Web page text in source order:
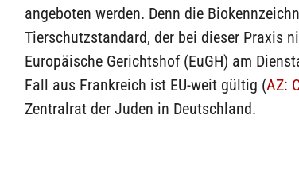
angeboten werden. Denn die
Tierschutzstandard, der bei dieser Praxis
Europäische Gerichtshof (EuGH) am
Fall aus Frankreich ist EU-weit gültig (AZ:
Zentralrat der Juden in Deutschland.